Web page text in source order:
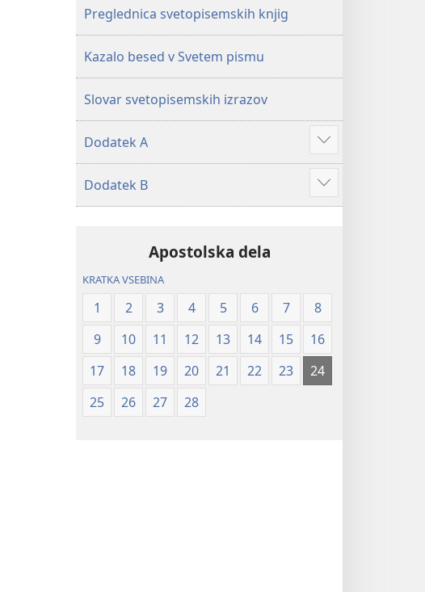
Preglednica svetopisemskih knjig
Kazalo besed v Svetem pismu
Slovar svetopisemskih izrazov
Dodatek A
Prikaži
več
Dodatek B
Prikaži
več
Apostolska dela
KRATKA VSEBINA
1 2 3 4 5 6 7
8
9
10 11 12 13 14 15
16
17
18 19 20 21 22 23
24
25
26 27 28